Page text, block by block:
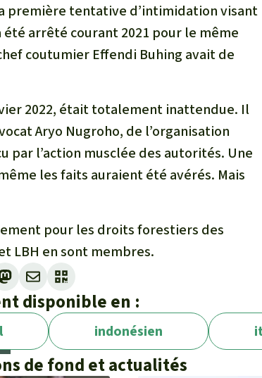
première tentative d’intimidation visant
arrêté courant 2021 pour le même
coutumier Effendi Buhing avait de
2022, était totalement inattendue. Il
Aryo Nugroho, de l’organisation
par l’action musclée des autorités. Une
les faits auraient été avérés. Mais
pour les droits forestiers des
LBH en sont membres.
disponible en :
indonésien
de fond et actualités